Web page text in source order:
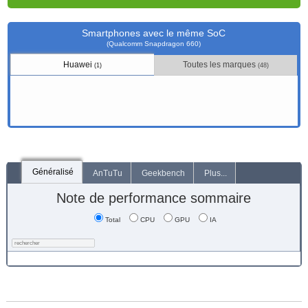
Smartphones avec le même SoC
(Qualcomm Snapdragon 660)
Huawei(1) Toutes les marques(48)
Généralisé AnTuTu Geekbench Plus...
Note de performance sommaire
Total CPU GPU IA